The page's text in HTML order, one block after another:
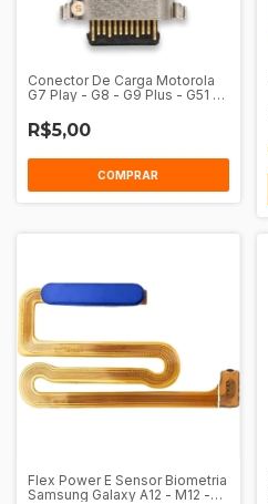
Conector De Carga Motorola
G7 Play - G8 - G9 Plus - G51 -
- One Vision
R$5,00
Flex Power E Sensor Biometria
Samsung Galaxy A12 - M12 -